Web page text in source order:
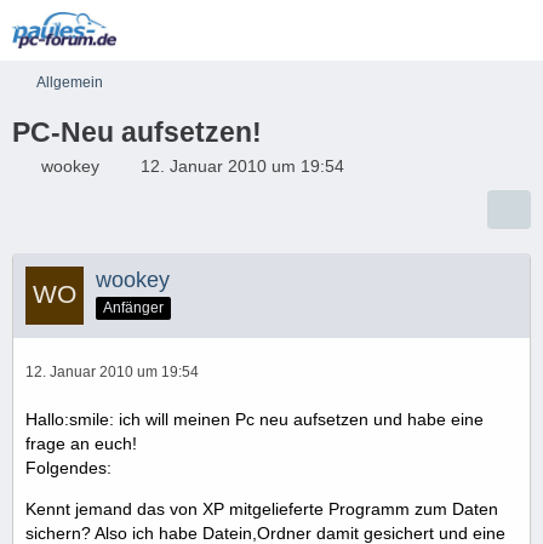
Allgemein
PC-Neu aufsetzen!
wookey 12. Januar 2010 um 19:54
wookey
Anfänger
12. Januar 2010 um 19:54
Hallo:smile: ich will meinen Pc neu aufsetzen und habe eine
frage an euch!
Folgendes:
Kennt jemand das von XP mitgelieferte Programm zum Daten
sichern? Also ich habe Datein,Ordner damit gesichert und eine